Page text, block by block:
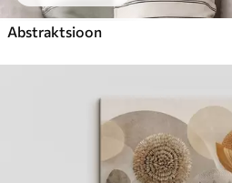
Abstraktsioon